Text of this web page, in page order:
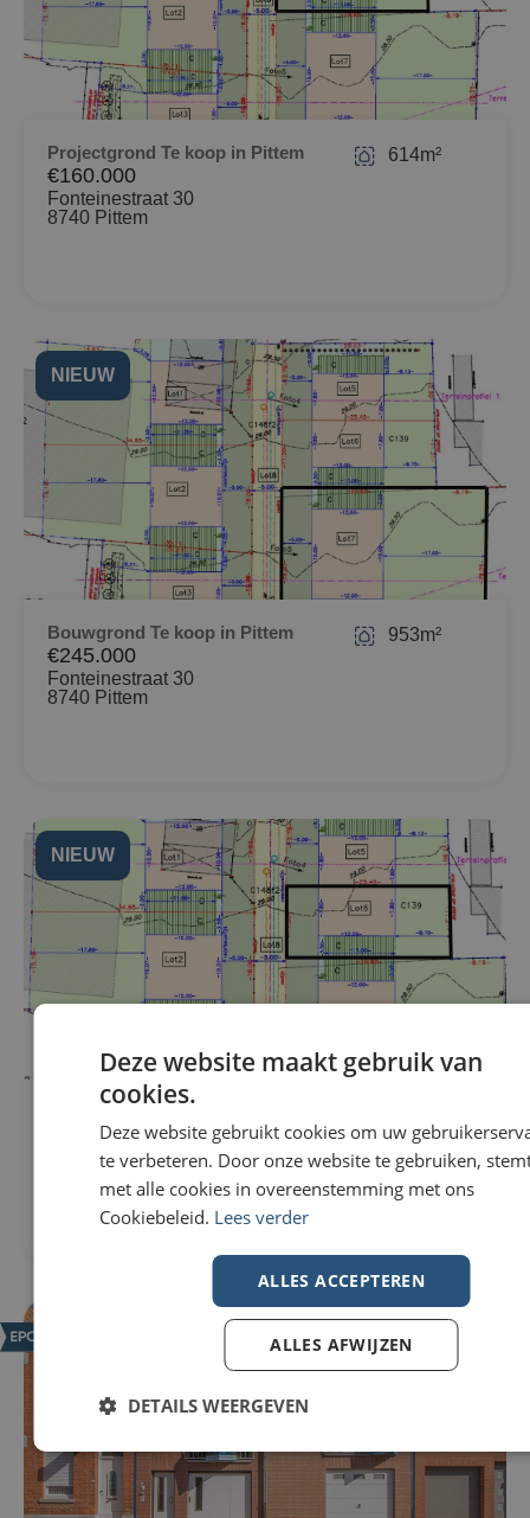
Projectgrond Te koop in Pittem
€160.000
Fonteinestraat 30
8740 Pittem
614m²
NIEUW
Bouwgrond Te koop in Pittem
€245.000
Fonteinestraat 30
8740 Pittem
953m²
NIEUW
€80.000
Fonteinestraat 30
8740 Pittem
Deze website maakt gebruik van
cookies.
Deze website gebruikt cookies om uw
te verbeteren. Door onze website te gebruiken,
met alle cookies in overeenstemming met ons
Cookiebeleid. Lees verder
ALLES ACCEPTEREN
ALLES AFWIJZEN
DETAILS WEERGEVEN